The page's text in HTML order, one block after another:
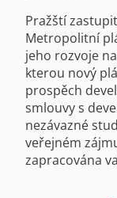
Pražští
Metropolitní
jeho rozvoje
kterou nový
prospěch
smlouvy s
nezávazné
veřejném
zapracována